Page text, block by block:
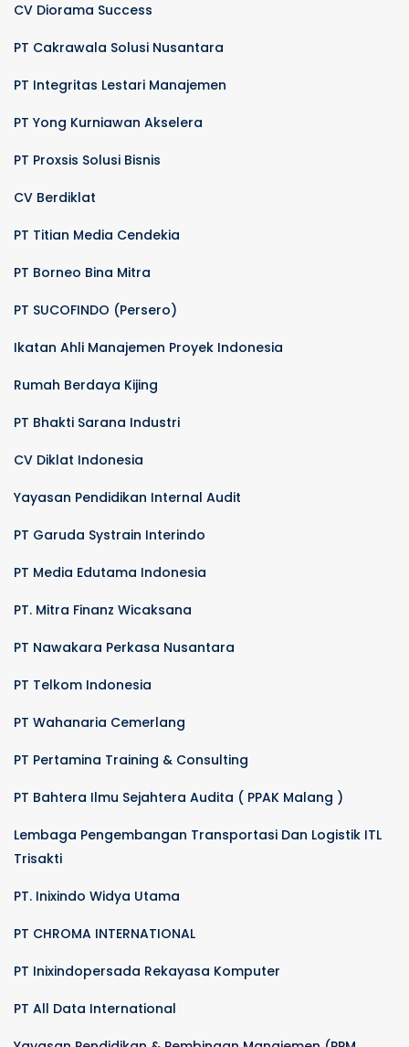
CV Diorama Success
PT Cakrawala Solusi Nusantara
PT Integritas Lestari Manajemen
PT Yong Kurniawan Akselera
PT Proxsis Solusi Bisnis
CV Berdiklat
PT Titian Media Cendekia
PT Borneo Bina Mitra
PT SUCOFINDO (Persero)
Ikatan Ahli Manajemen Proyek Indonesia
Rumah Berdaya Kijing
PT Bhakti Sarana Industri
CV Diklat Indonesia
Yayasan Pendidikan Internal Audit
PT Garuda Systrain Interindo
PT Media Edutama Indonesia
PT. Mitra Finanz Wicaksana
PT Nawakara Perkasa Nusantara
PT Telkom Indonesia
PT Wahanaria Cemerlang
PT Pertamina Training & Consulting
PT Bahtera Ilmu Sejahtera Audita ( PPAK Malang )
Lembaga Pengembangan Transportasi Dan Logistik ITL
Trisakti
PT. Inixindo Widya Utama
PT CHROMA INTERNATIONAL
PT Inixindopersada Rekayasa Komputer
PT All Data International